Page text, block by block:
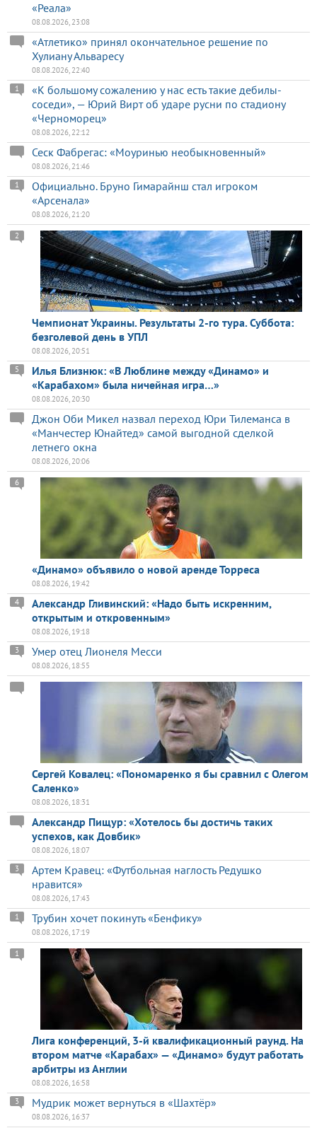
«Реала»
08.08.2026, 23:08
«Атлетико» принял окончательное решение по
Хулиану Альваресу
08.08.2026, 22:40
«К большому сожалению у нас есть такие дебилы-
соседи», — Юрий Вирт об ударе русни по стадиону
«Черноморец»
1
08.08.2026, 22:12
Сеск Фабрегас: «Моуринью необыкновенный»
08.08.2026, 21:46
Официально. Бруно Гимарайнш стал игроком
«Арсенала»
1
08.08.2026, 21:20
Чемпионат Украины. Результаты 2-го тура. Суббота:
безголевой день в УПЛ
2
08.08.2026, 20:51
Илья Близнюк: «В Люблине между «Динамо» и
«Карабахом» была ничейная игра…»
5
08.08.2026, 20:30
Джон Оби Микел назвал переход Юри Тилеманса в
«Манчестер Юнайтед» самой выгодной сделкой
летнего окна
08.08.2026, 20:06
«Динамо» объявило о новой аренде Торреса
6
08.08.2026, 19:42
Александр Гливинский: «Надо быть искренним,
открытым и откровенным»
4
08.08.2026, 19:18
Умер отец Лионеля Месси
3
08.08.2026, 18:55
Сергей Ковалец: «Пономаренко я бы сравнил с Олегом
Саленко»
08.08.2026, 18:31
Александр Пищур: «Хотелось бы достичь таких
успехов, как Довбик»
08.08.2026, 18:07
Артем Кравец: «Футбольная наглость Редушко
нравится»
3
08.08.2026, 17:43
Трубин хочет покинуть «Бенфику»
1
08.08.2026, 17:19
Лига конференций, 3-й квалификационный раунд. На
втором матче «Карабах» — «Динамо» будут работать
арбитры из Англии
1
08.08.2026, 16:58
Мудрик может вернуться в «Шахтёр»
3
08.08.2026, 16:37